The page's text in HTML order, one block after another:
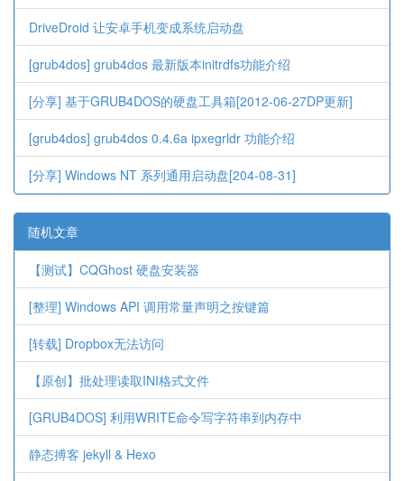
DriveDroid 让安卓手机变成系统启动盘
[grub4dos] grub4dos 最新版本initrdfs功能介绍
[分享] 基于GRUB4DOS的硬盘工具箱[2012-06-27DP更新]
[grub4dos] grub4dos 0.4.6a ipxegrldr 功能介绍
[分享] Windows NT 系列通用启动盘[204-08-31]
随机文章
【测试】CQGhost 硬盘安装器
[整理] Windows API 调用常量声明之按键篇
[转载] Dropbox无法访问
【原创】批处理读取INI格式文件
[GRUB4DOS] 利用WRITE命令写字符串到内存中
静态搏客 jekyll & Hexo